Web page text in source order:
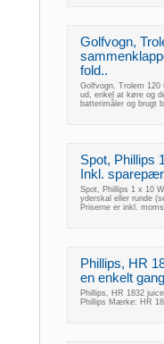
Golfvogn,
fold..
Golfvogn, Trolem 120
ud, enkel at køre og
batterimåler og brugt
Spot, Phillips
Inkl.
Spot, Phillips 1 x 10
yderskal eller runde
Priserne er inkl.
Phillips, HR
en enkelt
Phillips, HR 1832
Phillips Mærke: HR